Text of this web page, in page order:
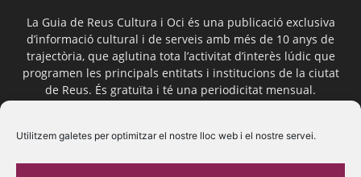
Utilitzem galetes per optimitzar el nostre lloc web i el nostre servei.
La Guia de Reus Cultura i Oci és una publicació exclusiva
d’informació cultural i de serveis amb més de 10 anys de
trajectòria, que aglutina tota l’activitat d’interès lúdic que
programen les principals entitats i institucions de la ciutat
de Reus. És gratuïta i té una periodicitat mensual.